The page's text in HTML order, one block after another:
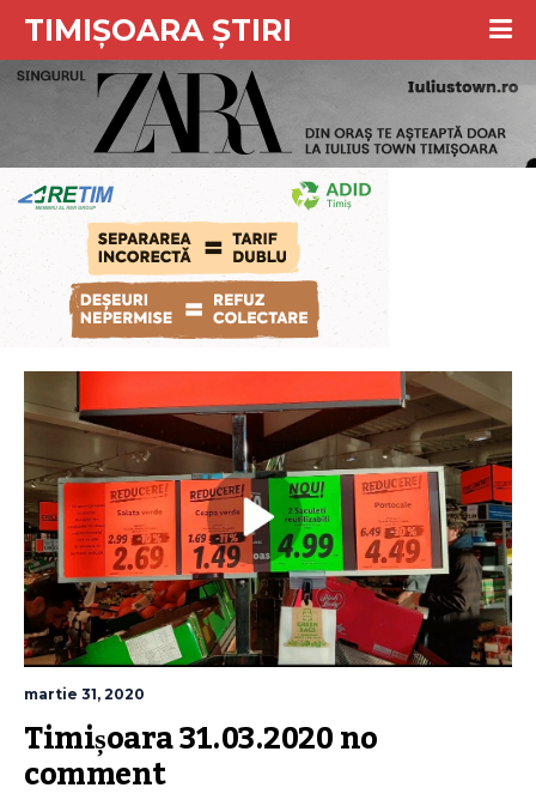
TIMIȘOARA ȘTIRI
martie 31, 2020
Timișoara 31.03.2020 no
comment